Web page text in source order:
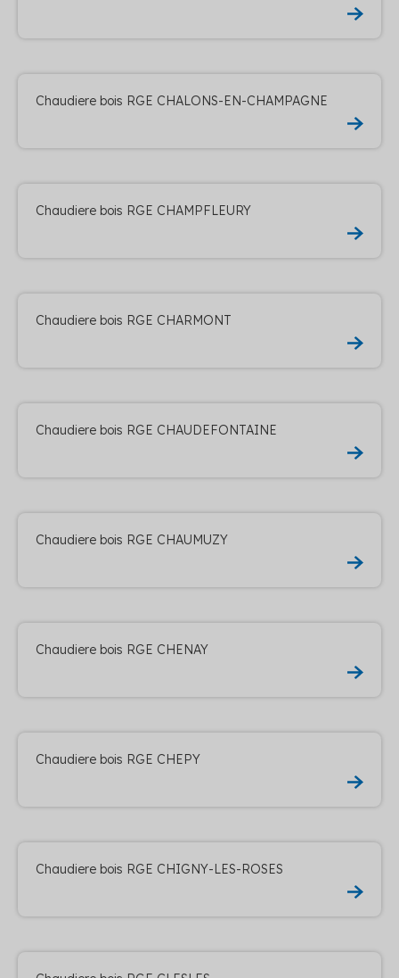
Chaudiere bois RGE CHALONS-EN-CHAMPAGNE
Chaudiere bois RGE CHAMPFLEURY
Chaudiere bois RGE CHARMONT
Chaudiere bois RGE CHAUDEFONTAINE
Chaudiere bois RGE CHAUMUZY
Chaudiere bois RGE CHENAY
Chaudiere bois RGE CHEPY
Chaudiere bois RGE CHIGNY-LES-ROSES